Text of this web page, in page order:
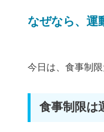
なぜなら、運
今日は、食事制
食事制限は